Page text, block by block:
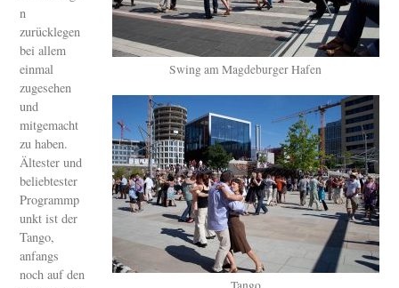
Swing am Magdeburger Hafen
n
zurücklegen
bei allem
einmal
zugesehen
und
mitgemacht
zu haben.
Ältester und
beliebtester
Programmp
unkt ist der
Tango,
anfangs
noch auf den